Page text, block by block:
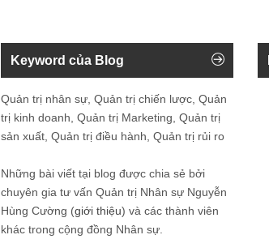
Keyword của Blog
Quản trị nhân sự, Quản trị chiến lược, Quản
trị kinh doanh, Quản trị Marketing, Quản trị
sản xuất, Quản trị điều hành, Quản trị rủi ro
Những bài viết tại blog được chia sẻ bởi
chuyên gia tư vấn Quản trị Nhân sự Nguyễn
Hùng Cường (giới thiệu) và các thành viên
khác trong cộng đồng Nhân sự.